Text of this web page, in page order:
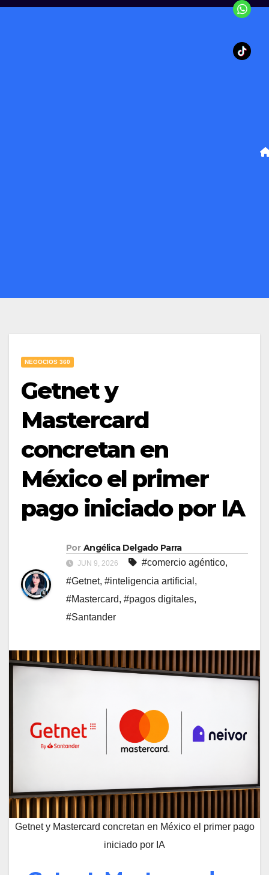
NEGOCIOS 360
Getnet y
Mastercard
concretan en
México el primer
pago iniciado por IA
Por Angélica Delgado Parra
JUN 9, 2026 #comercio agéntico,
#Getnet, #inteligencia artificial ,
#Mastercard, #pagos digitales,
#Santander
Getnet y Mastercard concretan en México el primer pago
iniciado por IA